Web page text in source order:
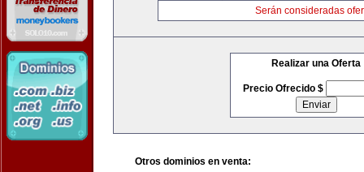
Serán consideradas
Realizar una Oferta
Precio Ofrecido $
Otros dominios en venta: